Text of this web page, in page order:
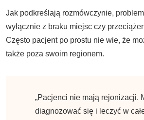
Jak podkreślają rozmówczynie,
wyłącznie z braku miejsc czy
Często pacjent po prostu nie wie, że
także poza swoim regionem.
„Pacjenci nie mają rejonizacji.
diagnozować się i leczyć w